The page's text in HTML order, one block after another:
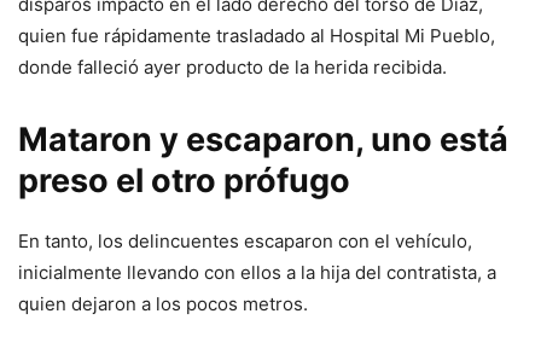
quien fue rápidamente trasladado al Hospital Mi Pueblo,
donde falleció ayer producto de la herida recibida.
Mataron y escaparon, uno está
preso el otro prófugo
En tanto, los delincuentes escaparon con el vehículo,
inicialmente llevando con ellos a la hija del contratista, a
quien dejaron a los pocos metros.